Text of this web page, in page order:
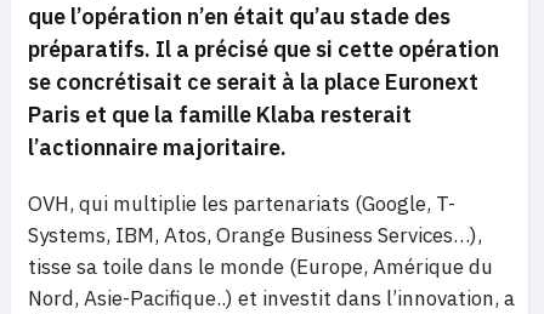
que l’opération n’en était qu’au stade des
préparatifs. Il a précisé que si cette opération
se concrétisait ce serait à la place Euronext
Paris et que la famille Klaba resterait
l’actionnaire majoritaire.
OVH, qui multiplie les partenariats (Google, T-
Systems, IBM, Atos, Orange Business Services…),
tisse sa toile dans le monde (Europe, Amérique du
Nord, Asie-Pacifique..) et investit dans l’innovation, a